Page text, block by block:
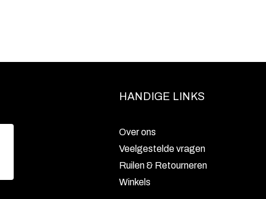
HANDIGE LINKS
Over ons
Veelgestelde vragen
Ruilen & Retourneren
Winkels